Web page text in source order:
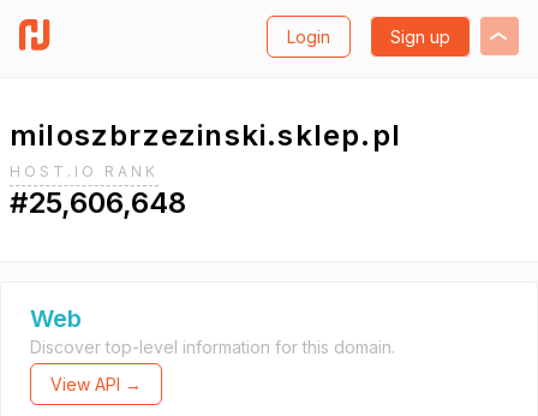
Login Sign up
miloszbrzezinski.sklep.pl
HOST.IO RANK
#25,606,648
Web
Discover top-level information for this domain.
View API →